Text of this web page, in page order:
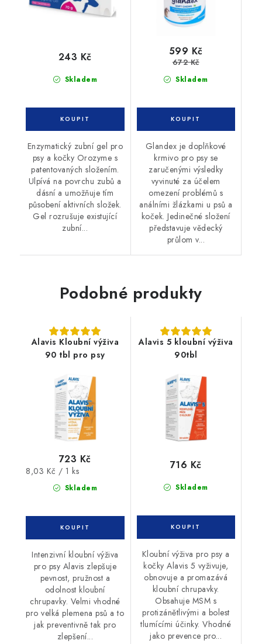
Skladem
243 Kč
Enzymatický zubní gel pro
psy a kočky Orozyme s
patentovaných složením.
Ulpívá na povrchu zubů a
dásní a umožňuje tím
působení aktivních složek.
Gel rozrušuje existující
zubní...
Skladem
599 Kč
672 Kč
Glandex je doplňkové
krmivo pro psy se
zaručenými výsledky
vyvinuté za účelem
omezení problémů s
análními žlázkami u psů a
koček. Jedinečné složení
představuje vědecký
průlom v...
Podobné produkty
Alavis Kloubní výživa
90 tbl pro psy
Skladem
723 Kč
Měrná
8,03 Kč / 1 ks
Intenzivní kloubní výživa
pro psy Alavis zlepšuje
pevnost, pružnost a
odolnost kloubní
chrupavky. Velmi vhodné
pro velká plemena psů a to
jak preventivně tak pro
zlepšení...
Alavis 5 kloubní výživa
90tbl
Skladem
716 Kč
Kloubní výživa pro psy a
kočky Alavis 5 vyživuje,
obnovuje a promazává
kloubní chrupavky.
Obsahuje MSM s
protizánětlivými a bolest
tlumícími účinky. Vhodné
jako prevence pro...